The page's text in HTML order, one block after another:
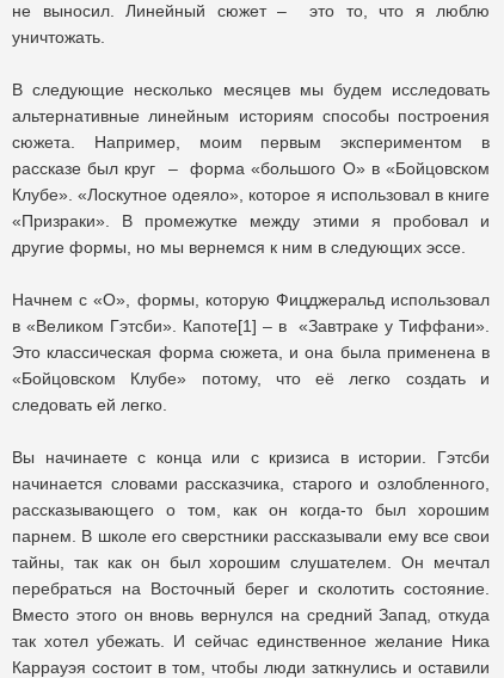
не выносил. Линейный сюжет – это то, что я люблю
уничтожать.
В следующие несколько месяцев мы будем исследовать
альтернативные линейным историям способы построения
сюжета. Например, моим первым экспериментом в
рассказе был круг – форма «большого О» в «Бойцовском
Клубе». «Лоскутное одеяло», которое я использовал в книге
«Призраки». В промежутке между этими я пробовал и
другие формы, но мы вернемся к ним в следующих эссе.
Начнем с «О», формы, которую Фицджеральд использовал
в «Великом Гэтсби». Капоте[1] – в «Завтраке у Тиффани».
Это классическая форма сюжета, и она была применена в
«Бойцовском Клубе» потому, что её легко создать и
следовать ей легко.
Вы начинаете с конца или с кризиса в истории. Гэтсби
начинается словами рассказчика, старого и озлобленного,
рассказывающего о том, как он когда-то был хорошим
парнем. В школе его сверстники рассказывали ему все свои
тайны, так как он был хорошим слушателем. Он мечтал
перебраться на Восточный берег и сколотить состояние.
Вместо этого он вновь вернулся на средний Запад, откуда
так хотел убежать. И сейчас единственное желание Ника
Каррауэя состоит в том, чтобы люди заткнулись и оставили